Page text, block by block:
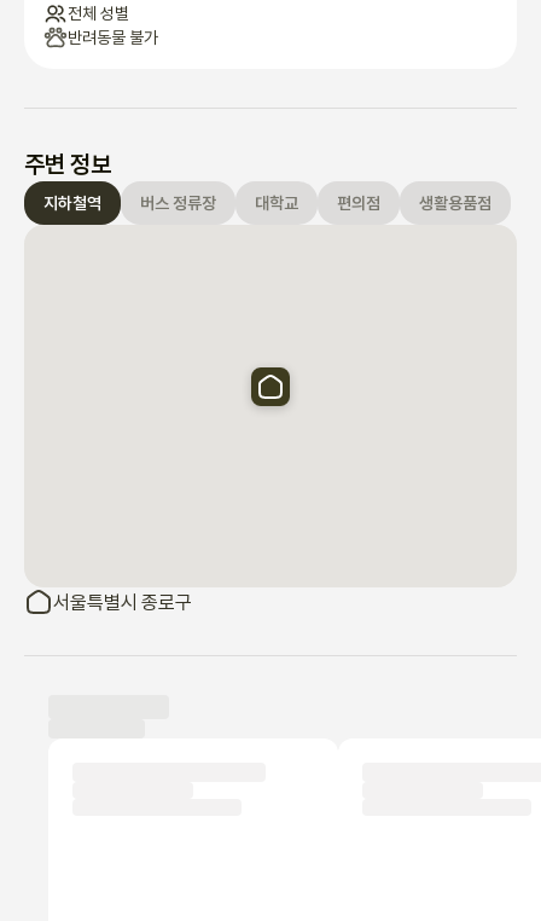
저희 숙소의 가장 큰 매력 중 하나는 서울의 주요 명소들을 걸어서
Wall)**이 있어, 아름다운 성벽 길을 따라 산책하며 서울의 역사적
인 분위기와 멋진 야경을 즐길 수 있습니다. 특히, 이 성곽은 인기 드
라마 'K-pop 데몬헌터스(K-Pop Demon Hunters)'에 등장했던
축 디자인과 함께 패션, 디자인, 문화 행사가 끊이지 않는 활기찬 복
(Dongmyo Flea Market)'이 열려 활기찬 서울 현지 문화를 체험
다.
절대 금연! 숙소 내 모든 공간(화장실, 베란다 포함)은 금연 구역이
전체 성별
반려동물 불가
주변 정보
지하철역 버스 정류장 대학교 편의점 생활용품점
서울특별시 종로구